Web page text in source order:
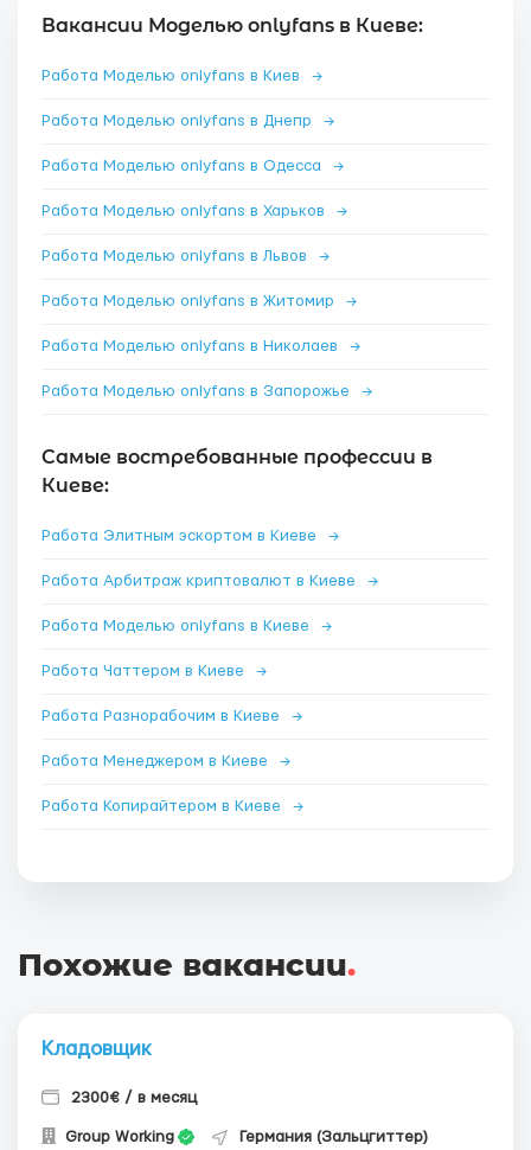
Вакансии Моделью onlyfans в Киеве:
Работа Моделью onlyfans в Киев →
Работа Моделью onlyfans в Днепр →
Работа Моделью onlyfans в Одесса →
Работа Моделью onlyfans в Харьков →
Работа Моделью onlyfans в Львов →
Работа Моделью onlyfans в Житомир →
Работа Моделью onlyfans в Николаев →
Работа Моделью onlyfans в Запорожье →
Самые востребованные профессии в
Киеве:
Работа Элитным эскортом в Киеве →
Работа Арбитраж криптовалют в Киеве →
Работа Моделью onlyfans в Киеве →
Работа Чаттером в Киеве →
Работа Разнорабочим в Киеве →
Работа Менеджером в Киеве →
Работа Копирайтером в Киеве →
Похожие вакансии.
Кладовщик
2300€ / в месяц
Group Working Германия (Зальцгиттер)